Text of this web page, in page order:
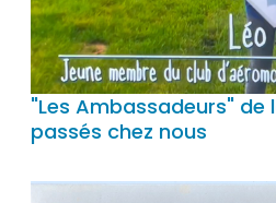
"Les Ambassadeurs" de
passés chez nous